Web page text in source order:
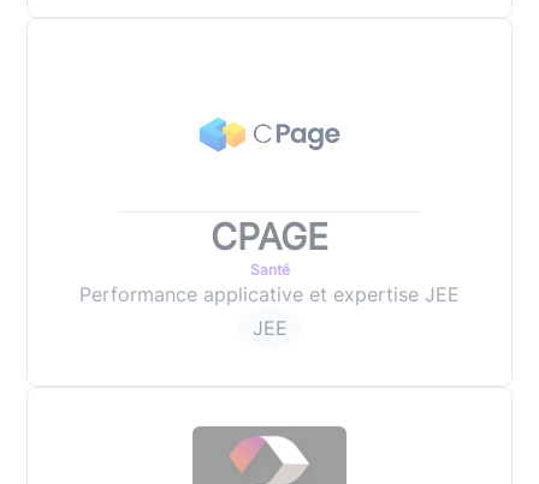
CPAGE
Santé
Performance applicative et expertise JEE
JEE